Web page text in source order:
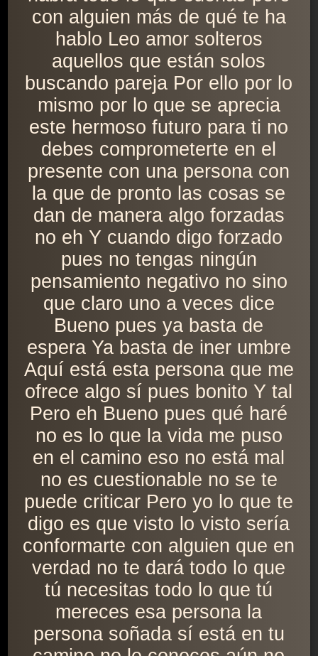
con alguien más de qué te ha
hablo Leo amor solteros
aquellos que están solos
buscando pareja Por ello por lo
mismo por lo que se aprecia
este hermoso futuro para ti no
debes comprometerte en el
presente con una persona con
la que de pronto las cosas se
dan de manera algo forzadas
no eh Y cuando digo forzado
pues no tengas ningún
pensamiento negativo no sino
que claro uno a veces dice
Bueno pues ya basta de
espera Ya basta de iner umbre
Aquí está esta persona que me
ofrece algo sí pues bonito Y tal
Pero eh Bueno pues qué haré
no es lo que la vida me puso
en el camino eso no está mal
no es cuestionable no se te
puede criticar Pero yo lo que te
digo es que visto lo visto sería
conformarte con alguien que en
verdad no te dará todo lo que
tú necesitas todo lo que tú
mereces esa persona la
persona soñada sí está en tu